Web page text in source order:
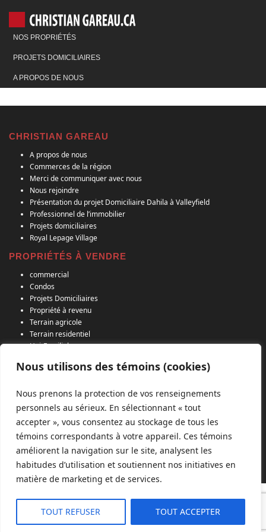
Nous utilisons des témoins (cookies)
Nous prenons la protection de vos renseignements
personnels au sérieux. En sélectionnant « tout
accepter », vous consentez au stockage de tous les
témoins correspondants à votre appareil. Ces témoins
améliorent la navigation sur le site, analysent les
habitudes d’utilisation et soutiennent nos initiatives en
matière de marketing et de services.
TOUT REFUSER TOUT ACCEPTER
NOS PROPRIÉTÉS
PROJETS DOMICILIAIRES
A PROPOS DE NOUS
CHRISTIAN GAREAU
A propos de nous
Commerces de la région
Merci de communiquer avec nous
Nous rejoindre
Présentation du projet Domiciliaire Dahila à Valleyfield
Professionnel de l’immobilier
Projets domiciliaires
Royal Lepage Village
PROPRIÉTÉS À VENDRE
commercial
Condos
Projets Domiciliaires
Propriété à revenu
Terrain agricole
Terrain residentiel
Uni-Familial
RECENT POSTS
(450) 377-6636 -info@christiangareau.ca- 72, rue Grande-Île - Salaberry-
de-Valleyfield (Québec), J6S 3M2 - Création de sites Internet:
SudOuestDesign.com